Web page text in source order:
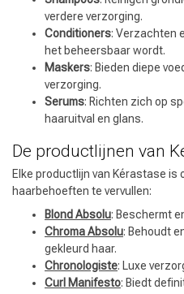
verdere verzorging.
Conditioners: Verzachten
het beheersbaar wordt.
Maskers: Bieden diepe
verzorging.
Serums: Richten zich op
haaruitval en glans.
De productlijnen van
Elke productlijn van Kérastase is
haarbehoeften te vervullen:
Blond Absolu: Beschermt
Chroma Absolu: Behoudt
gekleurd haar.
Chronologiste: Luxe
Curl Manifesto: Biedt